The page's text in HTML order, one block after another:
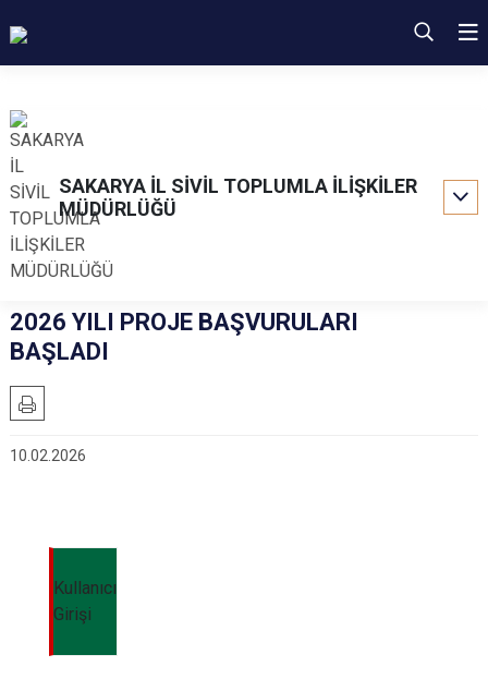
SAKARYA İL SİVİL TOPLUMLA İLİŞKİLER
MÜDÜRLÜĞÜ
2026 YILI PROJE BAŞVURULARI
BAŞLADI
10.02.2026
Kullanıcı
Girişi